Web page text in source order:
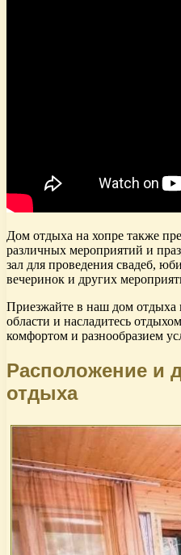
Дом отдыха на хопре также
различных мероприятий и
зал для проведения свадеб,
вечеринок и других
Приезжайте в наш дом отдыха
области и насладитесь
комфортом и разнообразием
Расположение и
отдыха